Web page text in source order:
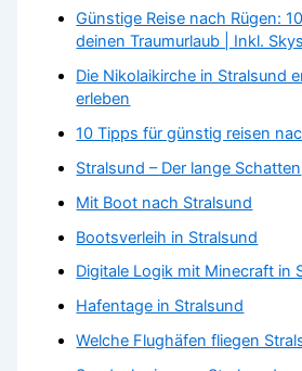
Günstige Reise nach Rügen:
deinen Traumurlaub | Inkl.
Die Nikolaikirche in Stralsund
erleben
10 Tipps für günstig reisen
Stralsund – Der lange Schatten
Mit Boot nach Stralsund
Bootsverleih in Stralsund
Digitale Logik mit Minecraft in
Hafentage in Stralsund
Welche Flughäfen fliegen